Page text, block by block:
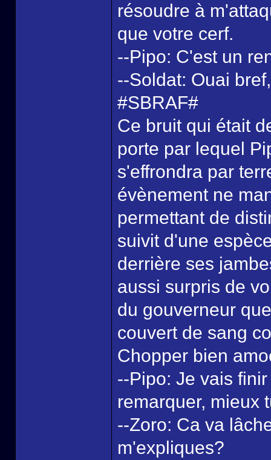
résoudre à
que votre cerf.
--Pipo: C'est un
--Soldat: Ouai
#SBRAF#
Ce bruit qui était
porte par lequel
s'effrondra par
évènement ne
permettant de
suivit d'une
derrière ses
aussi surpris de
du gouverneur
couvert de sang
Chopper bien
--Pipo: Je vais
remarquer, mieux
--Zoro: Ca va
m'expliques?